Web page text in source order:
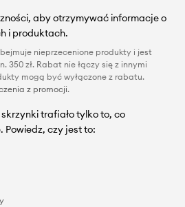
aby otrzymywać informacje o
i produktach.
nieprzecenione produkty i jest
350 zł. Rabat nie łączy się z innymi
mogą być wyłączone z rabatu.
z promocji.
trafiało tylko to, co
Powiedz, czy jest to: